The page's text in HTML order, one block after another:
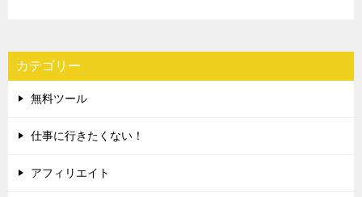
カテゴリー
無料ツール
仕事に行きたくない！
アフィリエイト